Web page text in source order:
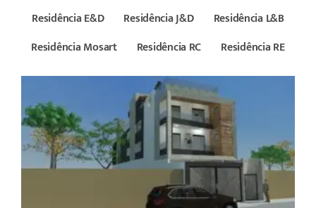
Residência E&D
Residência J&D
Residência L&B
Residência Mosart
Residência RC Residência RE